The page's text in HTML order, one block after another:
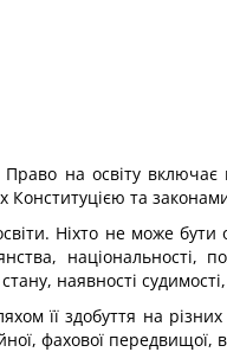
на освіту
Конституцією та
Ніхто не може
наявності
її здобуття на
фахової передвищої,